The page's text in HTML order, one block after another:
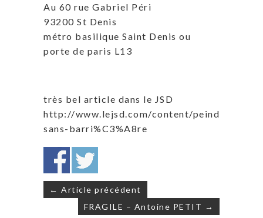
Au 60 rue Gabriel Péri
93200 St Denis
métro basilique Saint Denis ou
porte de paris L13
très bel article dans le JSD
http://www.lejsd.com/content/peindre-
sans-barri%C3%A8re
Navigation
de
l’article
← Article précédent
FRAGILE – Antoine PETIT →